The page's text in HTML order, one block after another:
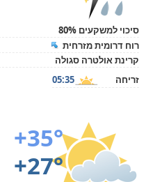
סיכוי למשקעים 80%
רוח דרומית מזרחית
קרינת אולטרה סגולה
זריחה
05:35
+35°
+27°